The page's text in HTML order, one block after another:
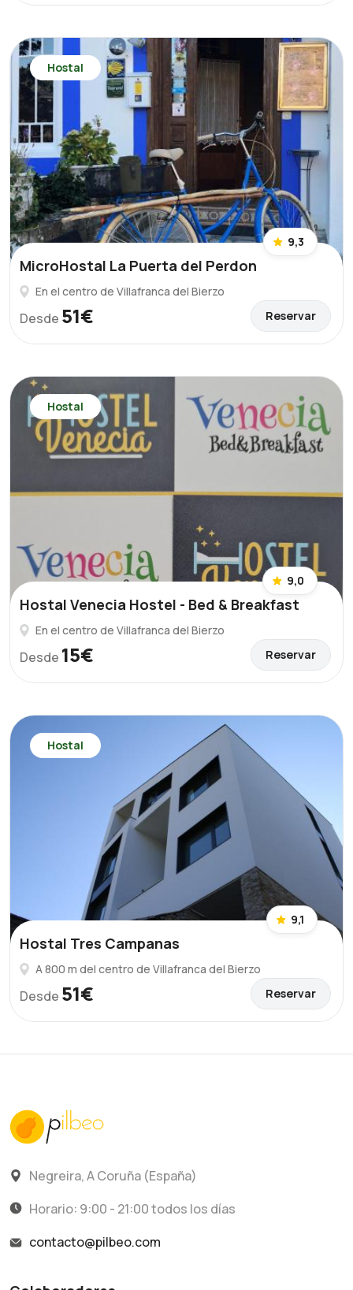
Hostal
9,3
MicroHostal La Puerta del Perdon
En el centro de Villafranca del Bierzo
Desde 51€ Reservar
Hostal
9,0
Hostal Venecia Hostel - Bed & Breakfast
En el centro de Villafranca del Bierzo
Desde 15€ Reservar
Hostal
9,1
Hostal Tres Campanas
A 800 m del centro de Villafranca del Bierzo
Desde 51€ Reservar
Negreira, A Coruña (España)
Horario: 9:00 - 21:00 todos los días
contacto@pilbeo.com